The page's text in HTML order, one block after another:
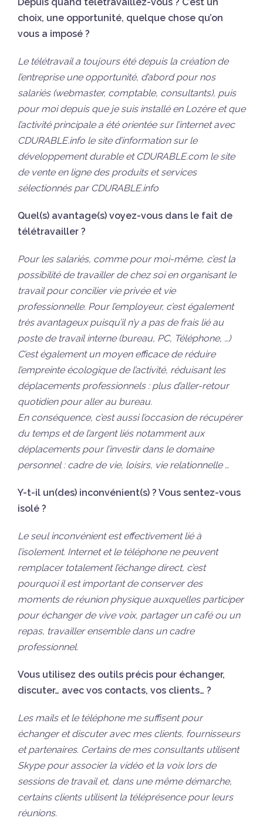
choix, une opportunité, quelque chose qu’on
vous a imposé ?
Le télétravail a toujours été depuis la création de
l’entreprise une opportunité, d’abord pour nos
salariés (webmaster, comptable, consultants), puis
pour moi depuis que je suis installé en Lozère et que
l’activité principale a été orientée sur l’internet avec
CDURABLE.info le site d’information sur le
développement durable et CDURABLE.com le site
de vente en ligne des produits et services
sélectionnés par CDURABLE.info
Quel(s) avantage(s) voyez-vous dans le fait de
télétravailler ?
Pour les salariés, comme pour moi-même, c’est la
possibilité de travailler de chez soi en organisant le
travail pour concilier vie privée et vie
professionnelle. Pour l’employeur, c’est également
très avantageux puisqu’il n’y a pas de frais lié au
poste de travail interne (bureau, PC, Téléphone, …)
C’est également un moyen efficace de réduire
l’empreinte écologique de l’activité, réduisant les
déplacements professionnels : plus d’aller-retour
quotidien pour aller au bureau.
En conséquence, c’est aussi l’occasion de récupérer
du temps et de l’argent liés notamment aux
déplacements pour l’investir dans le domaine
personnel : cadre de vie, loisirs, vie relationnelle …
Y-t-il un(des) inconvénient(s) ? Vous sentez-vous
isolé ?
Le seul inconvénient est effectivement lié à
l’isolement. Internet et le téléphone ne peuvent
remplacer totalement l’échange direct, c’est
pourquoi il est important de conserver des
moments de réunion physique auxquelles participer
pour échanger de vive voix, partager un café ou un
repas, travailler ensemble dans un cadre
professionnel.
Vous utilisez des outils précis pour échanger,
discuter… avec vos contacts, vos clients… ?
Les mails et le téléphone me suffisent pour
échanger et discuter avec mes clients, fournisseurs
et partenaires. Certains de mes consultants utilisent
Skype pour associer la vidéo et la voix lors de
sessions de travail et, dans une même démarche,
certains clients utilisent la téléprésence pour leurs
réunions.